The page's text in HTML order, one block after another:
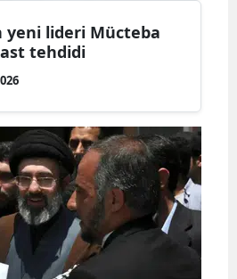
Diyarbakır
Edirne
Elazığ
Erzincan
yeni lideri Mücteba
tehdidi